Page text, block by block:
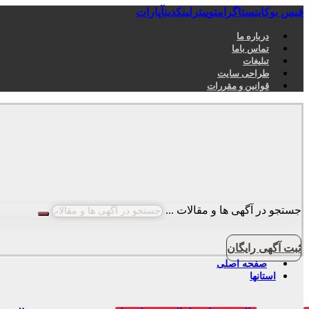
فیس بوکاینستاگرامتوییتر لینکدینآپارات
درباره ما
تماس باما
تبلیغات
طراحی سایت
قوانین و مقررات
جستجو در آگهی ها و مقالات ...
ثبت آگهی رایگان
صفحه اصلی
استانها